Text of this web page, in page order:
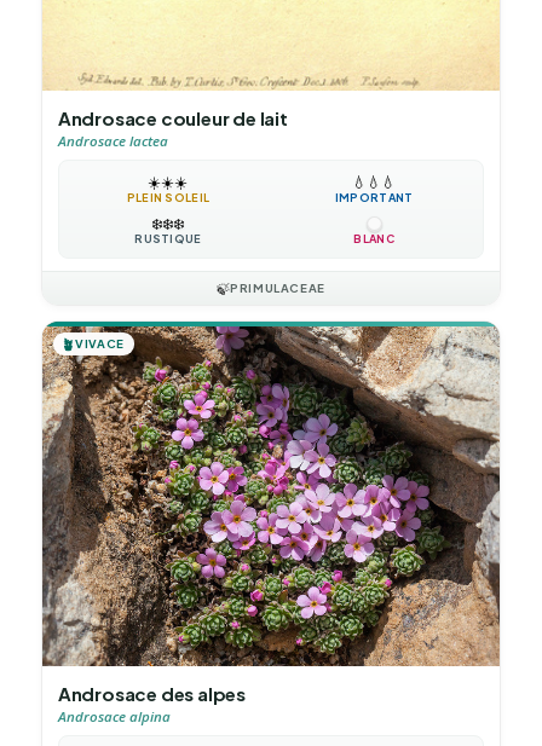
Androsace couleur de lait
Androsace lactea
☀️☀️☀️
PLEIN SOLEIL
💧 💧 💧
IMPORTANT
❄️❄️❄️
RUSTIQUE BLANC
🍃PRIMULACEAE
🪴VIVACE
Androsace des alpes
Androsace alpina